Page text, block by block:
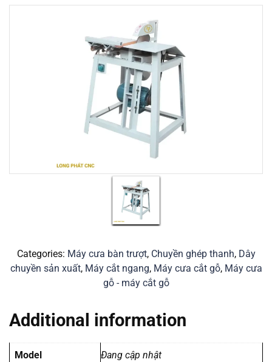
Categories: Máy cưa bàn trượt, Chuyền ghép thanh, Dây
chuyền sản xuất, Máy cắt ngang, Máy cưa cắt gỗ, Máy cưa
gỗ - máy cắt gỗ
Additional information
Model Đang cập nhật